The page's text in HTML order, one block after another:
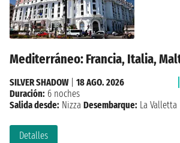
Mediterráneo: Francia, Italia,
Detalles
SILVER SHADOW| 18 AGO. 2026
Duración: 6 noches
Salida desde: Nizza Desembarque: La Valletta